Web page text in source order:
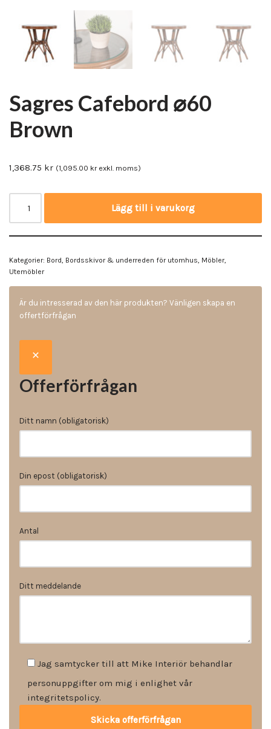
Sagres Cafebord ⌀60
Brown
1,368.75 kr (1,095.00 krexkl. moms)
Lägg till i varukorg
Kategorier: Bord, Bordsskivor & underreden för utomhus, Möbler,
Utemöbler
Är du intresserad av den här produkten? Vänligen skapa en
offertförfrågan
Offerförfrågan
Ditt namn (obligatorisk)
Din epost (obligatorisk)
Antal
Ditt meddelande
Jag samtycker till att Mike Interiör behandlar
personuppgifter om mig i enlighet vår
integritetspolicy.